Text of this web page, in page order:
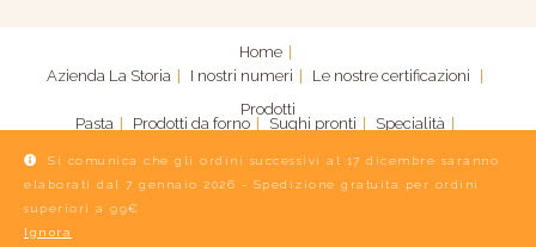
Si comunica che gli ordini successivi al 17 dicembre saranno
elaborati dal 7 gennaio 2026 - Spedizione gratuita per ordini
superiori a 99€
Ignora
Home
Azienda La Storia I nostri numeri
Le nostre certificazioni
Prodotti
Pasta
Prodotti da forno Sughi pronti
Specialità
Pastificio Di Bari TARALL'ORO s.r.l. | P.IVA n. 03366590721 |